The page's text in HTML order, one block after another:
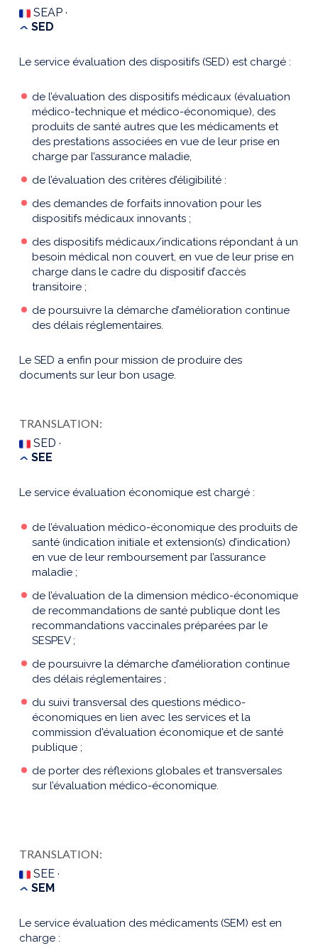
SEAP ·
SED
Le service évaluation des dispositifs (SED) est chargé :
de l’évaluation des dispositifs médicaux (évaluation
médico-technique et médico-économique), des
produits de santé autres que les médicaments et
des prestations associées en vue de leur prise en
charge par l’assurance maladie,
de l’évaluation des critères d’éligibilité :
des demandes de forfaits innovation pour les
dispositifs médicaux innovants ;
des dispositifs médicaux/indications répondant à un
besoin médical non couvert, en vue de leur prise en
charge dans le cadre du dispositif d’accès
transitoire ;
de poursuivre la démarche d’amélioration continue
des délais réglementaires.
Le SED a enfin pour mission de produire des
documents sur leur bon usage.
TRANSLATION:
SED ·
SEE
Le service évaluation économique est chargé :
de l’évaluation médico-économique des produits de
santé (indication initiale et extension(s) d’indication)
en vue de leur remboursement par l’assurance
maladie ;
de l’évaluation de la dimension médico-économique
de recommandations de santé publique dont les
recommandations vaccinales préparées par le
SESPEV ;
de poursuivre la démarche d’amélioration continue
des délais réglementaires ;
du suivi transversal des questions médico-
économiques en lien avec les services et la
commission d'évaluation économique et de santé
publique ;
de porter des réflexions globales et transversales
sur l’évaluation médico-économique.
TRANSLATION:
SEE ·
SEM
Le service évaluation des médicaments (SEM) est en
charge :